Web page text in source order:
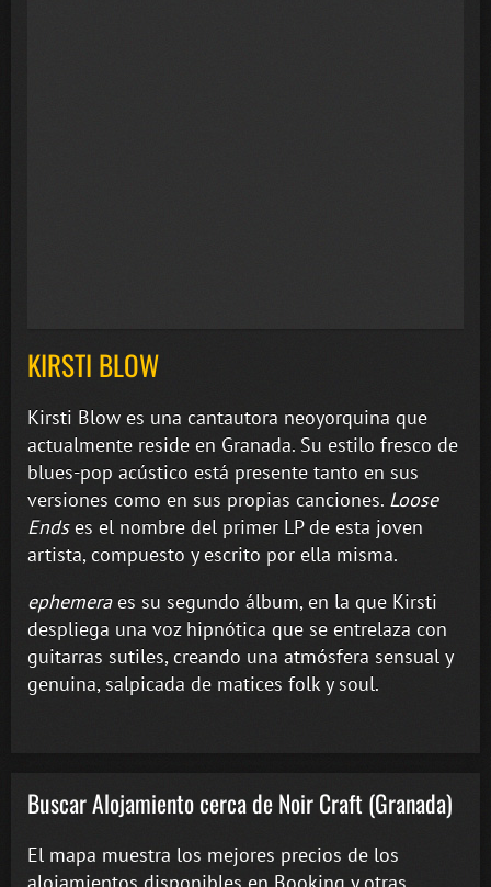
KIRSTI BLOW
Kirsti Blow es una cantautora neoyorquina que
actualmente reside en Granada. Su estilo fresco de
blues-pop acústico está presente tanto en sus
versiones como en sus propias canciones. Loose
Endses el nombre del primer LP de esta joven
artista, compuesto y escrito por ella misma.
ephemeraes su segundo álbum, en la que Kirsti
despliega una voz hipnótica que se entrelaza con
guitarras sutiles, creando una atmósfera sensual y
genuina, salpicada de matices folk y soul.
Buscar Alojamiento cerca de Noir Craft (Granada)
El mapa muestra los mejores precios de los